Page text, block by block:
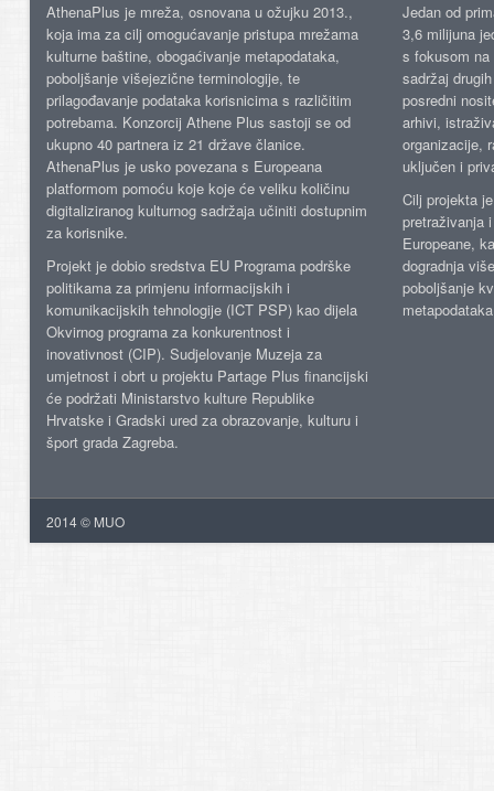
AthenaPlus je mreža, osnovana u ožujku 2013.,
koja ima za cilj omogućavanje pristupa mrežama
kulturne baštine, obogaćivanje metapodataka,
poboljšanje višejezične terminologije, te
prilagođavanje podataka korisnicima s različitim
potrebama. Konzorcij Athene Plus sastoji se od
ukupno 40 partnera iz 21 države članice.
AthenaPlus je usko povezana s Europeana
platformom pomoću koje koje će veliku količinu
digitaliziranog kulturnog sadržaja učiniti dostupnim
za korisnike.
Projekt je dobio sredstva EU Programa podrške
politikama za primjenu informacijskih i
komunikacijskih tehnologije (ICT PSP) kao dijela
Okvirnog programa za konkurentnost i
inovativnost (CIP). Sudjelovanje Muzeja za
umjetnost i obrt u projektu Partage Plus financijski
će podržati Ministarstvo kulture Republike
Hrvatske i Gradski ured za obrazovanje, kulturu i
šport grada Zagreba.
Jedan od
3,6 milijuna
s fokusom
sadržaj
posredni
arhivi,
organizacije,
uključen i
Cilj projekta
pretraživanja
Europeane,
dogradnja
poboljšanje
2014 © MUO